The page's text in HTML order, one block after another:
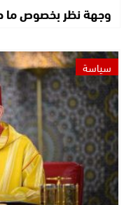
وجهة نظر بخصوص ما
سياسة